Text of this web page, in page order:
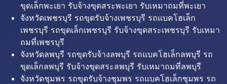
ขุดเล็กพะเยา รับจ้างขุดสระพะเยา รับเหมาถมที่พะเยา
จังหวัดเพชรบุรี รถขุดรับจ้างเพชรบุรี รถแบคโฮเล็ก
เพชรบุรี รถขุดเล็กเพชรบุรี รับจ้างขุดสระเพชรบุรี รับเหมา
ถมที่เพชรบุรี
จังหวัดลพบุรี รถขุดรับจ้างลพบุรี รถแบคโฮเล็กลพบุรี รถ
ขุดเล็กลพบุรี รับจ้างขุดสระลพบุรี รับเหมาถมที่ลพบุรี
จังหวัดชุมพร รถขุดรับจ้างชุมพร รถแบคโฮเล็กชุมพร รถ